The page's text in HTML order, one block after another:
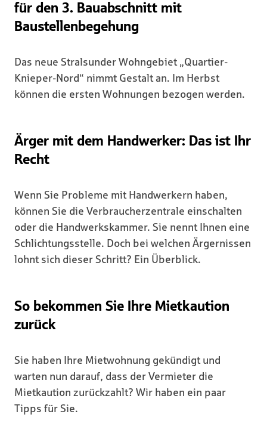
für den 3. Bauabschnitt mit
Baustellenbegehung
Das neue Stralsunder Wohngebiet „Quartier-
Knieper-Nord“ nimmt Gestalt an. Im Herbst
können die ersten Wohnungen bezogen werden.
Ärger mit dem Handwerker: Das ist Ihr
Recht
Wenn Sie Probleme mit Handwerkern haben,
können Sie die Verbraucherzentrale einschalten
oder die Handwerkskammer. Sie nennt Ihnen eine
Schlichtungsstelle. Doch bei welchen Ärgernissen
lohnt sich dieser Schritt? Ein Überblick.
So bekommen Sie Ihre Mietkaution
zurück
Sie haben Ihre Mietwohnung gekündigt und
warten nun darauf, dass der Vermieter die
Mietkaution zurückzahlt? Wir haben ein paar
Tipps für Sie.